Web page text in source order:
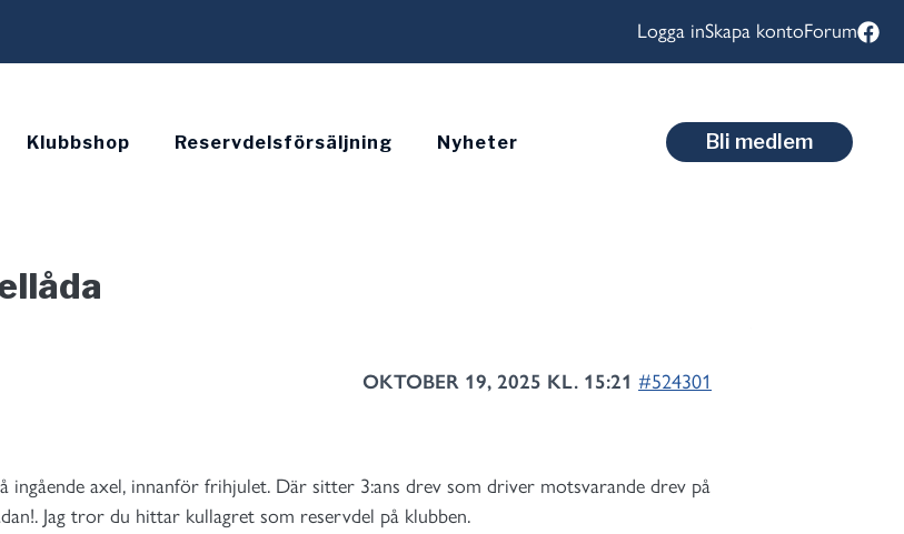
Logga inSkapa kontoForum
Klubbshop Reservdelsförsäljning Nyheter Bli medlem
OKTOBER 19, 2025 KL. 15:21 #524301
ingående axel, innanför frihjulet. Där sitter 3:ans drev som driver motsvarande drev på
Jag tror du hittar kullagret som reservdel på klubben.